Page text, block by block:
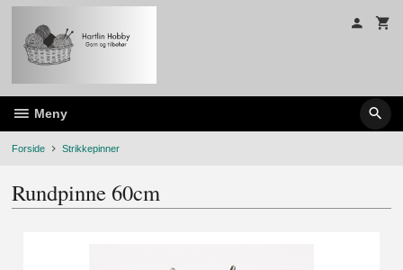
Gå
innholdet
Meny
Forside Strikkepinner
Rundpinne 60cm